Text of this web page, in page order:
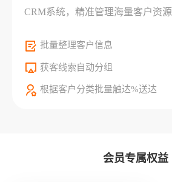
CRM系统，精准管理海量客户资源
批量整理客户信息
获客线索自动分组
根据客户分类批量触达%送达
会员专属权益